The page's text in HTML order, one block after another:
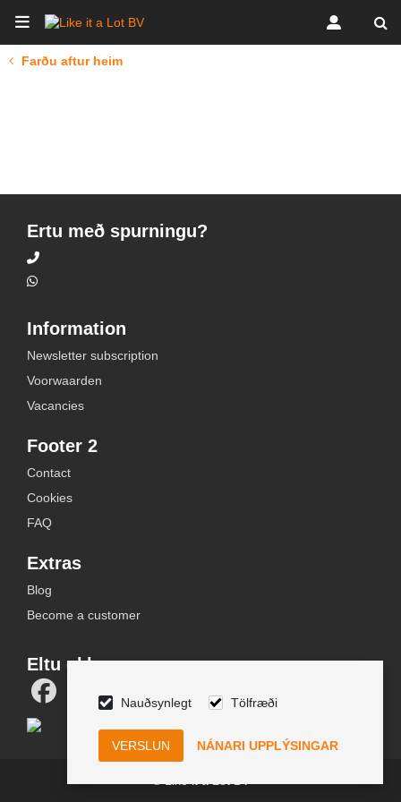
Nauðsynlegt Tölfræði
NÁNARI UPPLÝSINGAR
Farðu aftur heim
Ertu með spurningu?
Information
Newsletter subscription
Voorwaarden
Vacancies
Footer 2
Contact
Cookies
FAQ
Extras
Blog
Become a customer
Eltu okkur